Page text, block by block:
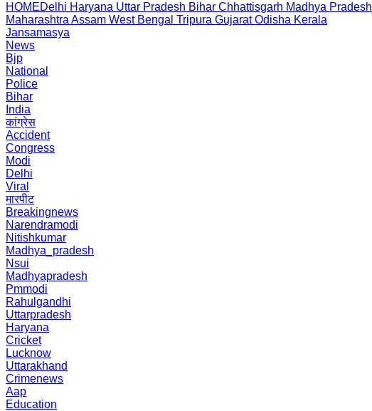
HOMEDelhi Haryana Uttar Pradesh Bihar Chhattisgarh Madhya Pradesh
Maharashtra Assam West Bengal Tripura Gujarat Odisha Kerala
Jansamasya
News
Bjp
National
Police
Bihar
India
कांग्रेस
Accident
Congress
Modi
Delhi
Viral
मारपीट
Breakingnews
Narendramodi
Nitishkumar
Madhya_pradesh
Nsui
Madhyapradesh
Pmmodi
Rahulgandhi
Uttarpradesh
Haryana
Cricket
Lucknow
Uttarakhand
Crimenews
Aap
Education